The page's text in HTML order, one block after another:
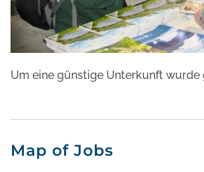
Um eine günstige Unterkunft wurde
Map of Jobs